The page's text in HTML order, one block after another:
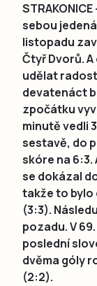
sebou
listopadu
Čtyř Dvorů.
udělat
devatenáct
zpočátku
minutě vedli
sestavě, do
skóre na 6:3.
se dokázal
takže to bylo
(3:3).
pozadu. V
poslední
dvěma góly
(2:2).